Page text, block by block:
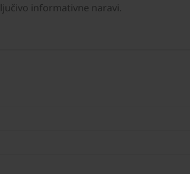
informativne naravi.